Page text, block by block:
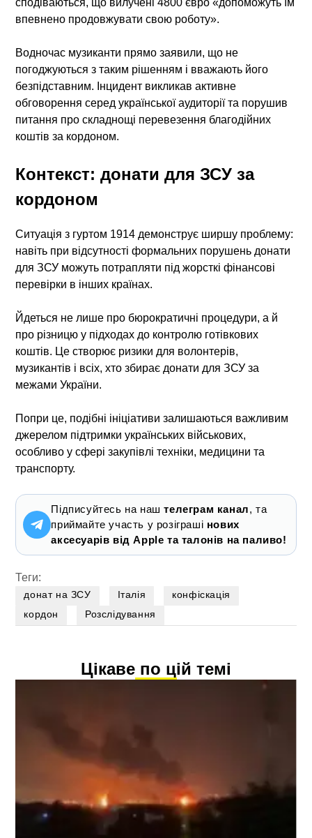
впевнено продовжувати свою роботу».
Водночас музиканти прямо заявили, що не
погоджуються з таким рішенням і вважають його
безпідставним. Інцидент викликав активне
обговорення серед української аудиторії та порушив
питання про складнощі перевезення благодійних
коштів за кордоном.
Контекст: донати для ЗСУ за
кордоном
Ситуація з гуртом 1914 демонструє ширшу проблему:
навіть при відсутності формальних порушень донати
для ЗСУ можуть потрапляти під жорсткі фінансові
перевірки в інших країнах.
Йдеться не лише про бюрократичні процедури, а й
про різницю у підходах до контролю готівкових
коштів. Це створює ризики для волонтерів,
музикантів і всіх, хто збирає донати для ЗСУ за
межами України.
Попри це, подібні ініціативи залишаються важливим
джерелом підтримки українських військових,
особливо у сфері закупівлі техніки, медицини та
транспорту.
Підписуйтесь на наштелеграм канал, та
приймайте участь у розіграші нових
аксесуарів від Apple та талонів на паливо!
Теги:
донат на ЗСУ Італія
конфіскація
кордон
Розслідування
Цікаве по цій темі